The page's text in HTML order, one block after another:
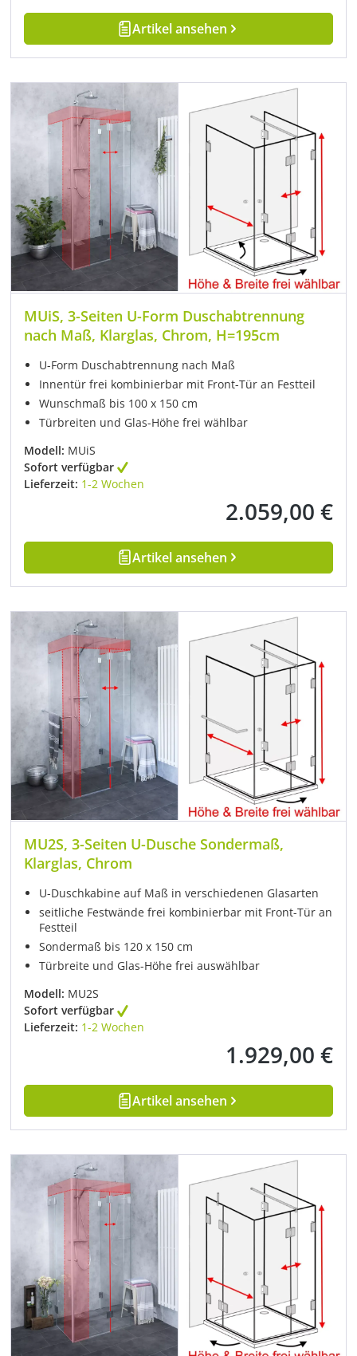
Artikel ansehen
MUiS, 3-Seiten U-Form Duschabtrennung
nach Maß, Klarglas, Chrom, H=195cm
U-Form Duschabtrennung nach Maß
Innentür frei kombinierbar mit Front-Tür an Festteil
Wunschmaß bis 100 x 150 cm
Türbreiten und Glas-Höhe frei wählbar
Modell: MUiS
Sofort verfügbar
Lieferzeit: 1-2 Wochen
Regulärer Preis:
2.059,00 €
Artikel ansehen
MU2S, 3-Seiten U-Dusche Sondermaß,
Klarglas, Chrom
U-Duschkabine auf Maß in verschiedenen Glasarten
seitliche Festwände frei kombinierbar mit Front-Tür an
Festteil
Sondermaß bis 120 x 150 cm
Türbreite und Glas-Höhe frei auswählbar
Modell: MU2S
Sofort verfügbar
Lieferzeit: 1-2 Wochen
Regulärer Preis:
1.929,00 €
Artikel ansehen